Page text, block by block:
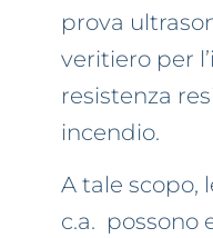
prova
veritiero per
resistenza
incendio.
A tale scopo,
c.a. possono